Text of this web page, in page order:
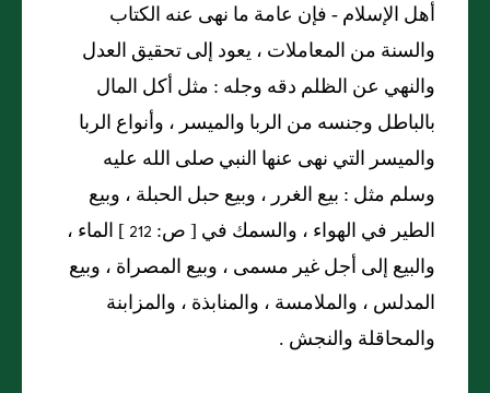
أهل الإسلام - فإن عامة ما نهى عنه الكتاب
والسنة من المعاملات ، يعود إلى تحقيق العدل
والنهي عن الظلم دقه وجله : مثل أكل المال
بالباطل وجنسه من الربا والميسر ، وأنواع الربا
والميسر التي نهى عنها النبي صلى الله عليه
وسلم مثل : بيع الغرر ، وبيع حبل الحبلة ، وبيع
الطير في الهواء ، والسمك في [ ص: 212 ] الماء ،
والبيع إلى أجل غير مسمى ، وبيع المصراة ، وبيع
المدلس ، والملامسة ، والمنابذة ، والمزابنة
والمحاقلة والنجش .